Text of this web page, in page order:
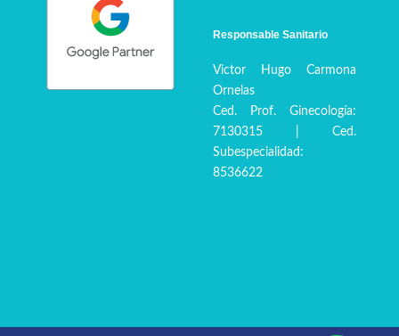
Responsable Sanitario
Victor Hugo Carmona
Ornelas
Ced. Prof. Ginecología:
7130315 | Ced.
Subespecialidad:
8536622